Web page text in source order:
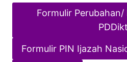
Formulir
Formulir PIN Ijazah